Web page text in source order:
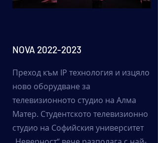
NOVA 2022-2023
Преход към IP технология и изцяло
ново оборудване за
телевизионното студио на Алма
Матер. Студентското телевизионно
студио на Софийския университет